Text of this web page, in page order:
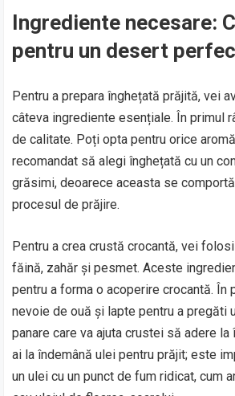
Ingrediente necesare:
pentru un desert
Pentru a prepara înghețată prăjită, vei
câteva ingrediente esențiale. În primul
de calitate. Poți opta pentru orice
recomandat să alegi înghețată cu un
grăsimi, deoarece aceasta se
procesul de prăjire.
Pentru a crea crustă crocantă, vei
făină, zahăr și pesmet. Aceste
pentru a forma o acoperire crocantă. În
nevoie de ouă și lapte pentru a pregăti
panare care va ajuta crustei să adere la
ai la îndemână ulei pentru prăjit; este
un ulei cu un punct de fum ridicat, cum